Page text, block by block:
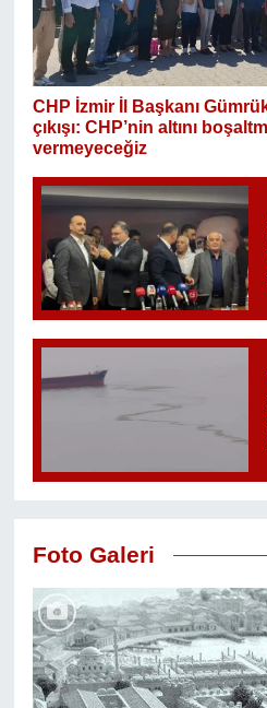
CHP İzmir İl Başkanı
çıkışı: CHP’nin altını
vermeyeceğiz
Foto Galeri